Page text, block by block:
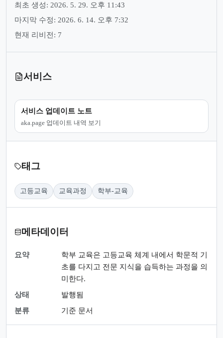
최초 생성: 2026. 5. 29. 오후 11:43
마지막 수정: 2026. 6. 14. 오후 7:32
현재 리비전: 7
서비스
서비스 업데이트 노트
aka.page 업데이트 내역 보기
태그
고등교육 교육과정 학부-교육
메타데이터
요약
학부 교육은 고등교육 체계 내에서 학문적 기
초를 다지고 전문 지식을 습득하는 과정을 의
미한다.
상태
발행됨
분류
기준 문서